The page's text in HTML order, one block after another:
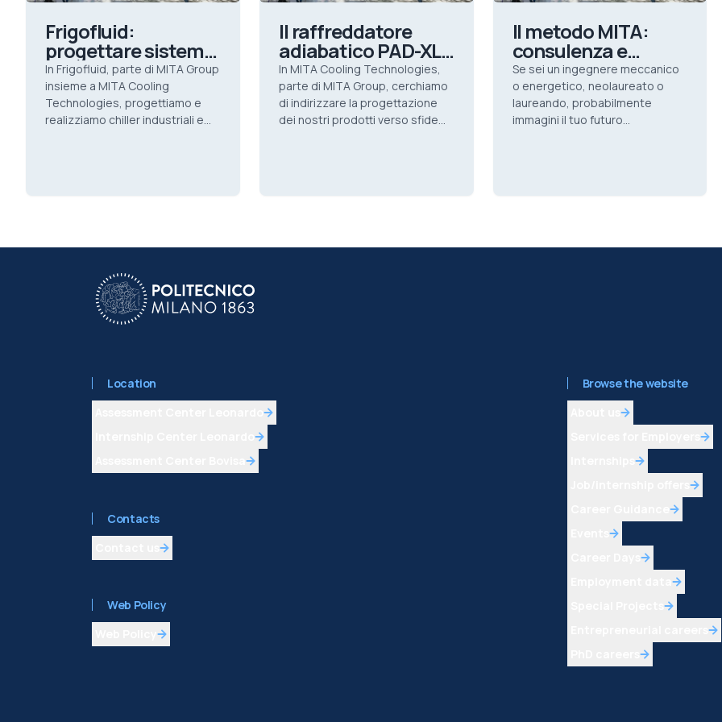
Frigofluid:
progettare sistemi
di refrigerazione
industriale
complessi e su
misura
In Frigofluid, parte di MITA Group
insieme a MITA Cooling
Technologies, progettiamo e
realizziamo chiller industriali e
Il raffreddatore
adiabatico PAD-XL:
un esempio del
futuro del
raffreddamento
industriale
In MITA Cooling Technologies,
parte di MITA Group, cerchiamo
di indirizzare la progettazione
dei nostri prodotti verso sfide
Il metodo MITA:
consulenza e
ingegneria al
servizio del
raffreddamento
Se sei un ingegnere meccanico
o energetico, neolaureato o
laureando, probabilmente
immagini il tuo futuro
Location
Contacts
Web Policy
Browse the website